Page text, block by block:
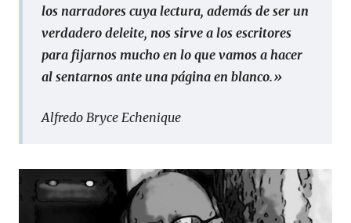
los narradores cuya lectura, además de ser un
verdadero deleite, nos sirve a los escritores
para fijarnos mucho en lo que vamos a hacer
al sentarnos ante una página en blanco.»
Alfredo Bryce Echenique